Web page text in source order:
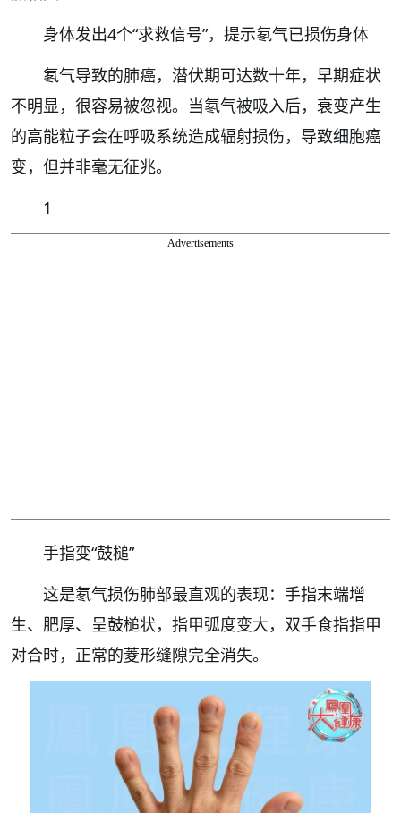
身体发出4个“求救信号”，提示氡气已损伤身体
氡气导致的肺癌，潜伏期可达数十年，早期症状
不明显，很容易被忽视。当氡气被吸入后，衰变产生
的高能粒子会在呼吸系统造成辐射损伤，导致细胞癌
变，但并非毫无征兆。
1
Advertisements
手指变“鼓槌”
这是氡气损伤肺部最直观的表现：手指末端增
生、肥厚、呈鼓槌状，指甲弧度变大，双手食指指甲
对合时，正常的菱形缝隙完全消失。